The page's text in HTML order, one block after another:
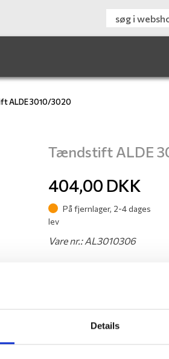
Details
ALDE 3010/3020
Tændstift ALDE
404,00 DKK
På fjernlager, 2-4 dages
lev
Vare nr.: AL3010306